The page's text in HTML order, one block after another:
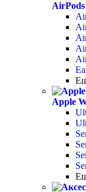
AirPods
Apple